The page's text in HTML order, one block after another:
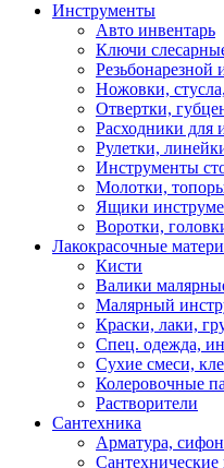
Инструменты
Авто инвентарь
Ключи
Резьбонарезной
Ножовки,
Отвертки,
Расходники для
Рулетки,
Инструменты
Молотки,
Ящики
Воротки,
Лакокрасочные
Кисти
Валики
Малярный
Краски, лаки,
Спец. одежда,
Сухие смеси,
Колеровочные
Растворители
Сантехника
Арматура,
Сантехнические